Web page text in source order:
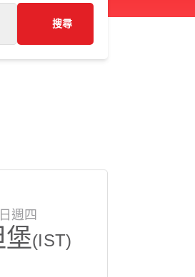
搜尋
週四
(IST)